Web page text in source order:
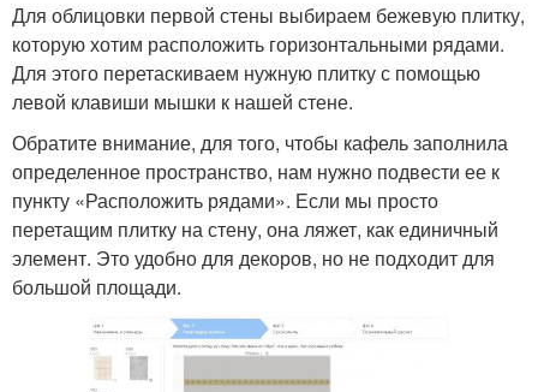
Для облицовки первой стены выбираем бежевую плитку,
которую хотим расположить горизонтальными рядами.
Для этого перетаскиваем нужную плитку с помощью
левой клавиши мышки к нашей стене.
Обратите внимание, для того, чтобы кафель заполнила
определенное пространство, нам нужно подвести ее к
пункту «Расположить рядами». Если мы просто
перетащим плитку на стену, она ляжет, как единичный
элемент. Это удобно для декоров, но не подходит для
большой площади.